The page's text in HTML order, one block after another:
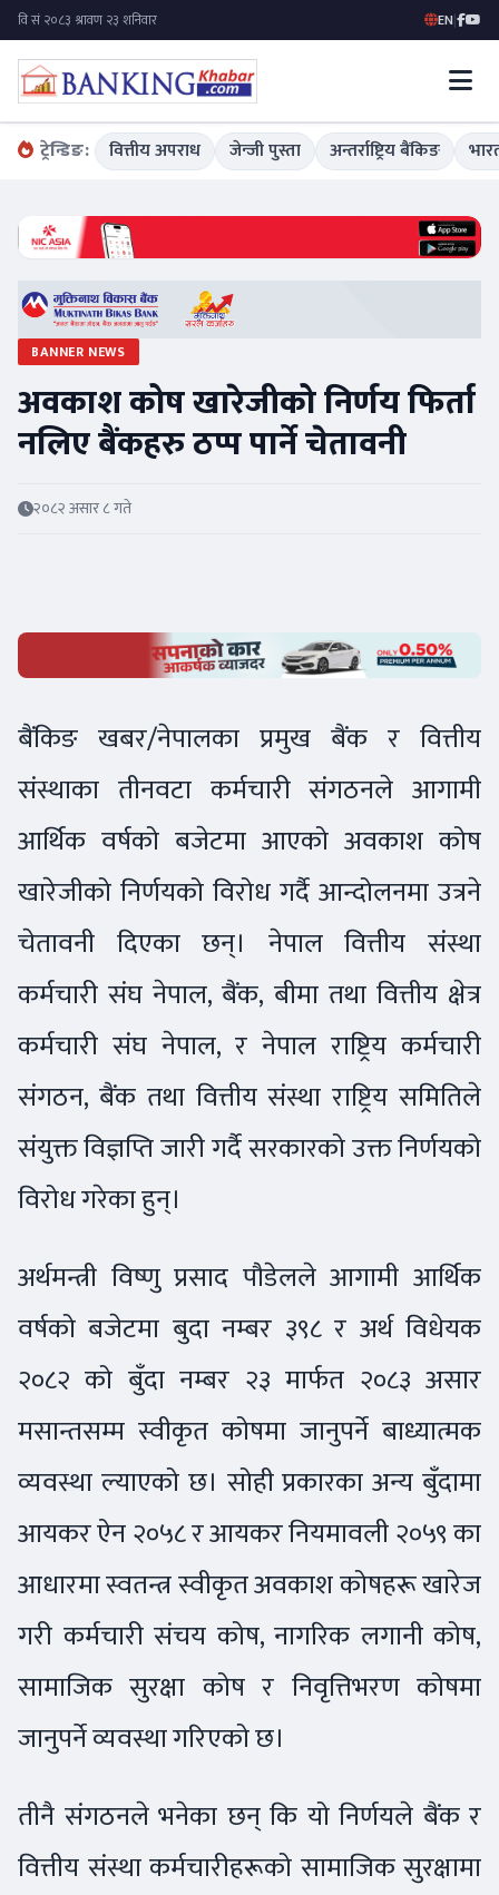
EN|
ट्रेन्डिङ: वित्तीय अपराध जेन्जी पुस्ता अन्तर्राष्ट्रिय बैंकिङ
BANNER NEWS
अवकाश कोष खारेजीको निर्णय फिर्ता
नलिए बैंकहरु ठप्प पार्ने चेतावनी
२०८२ असार ८ गते
बैंकिङ खबर/नेपालका प्रमुख बैंक र वित्तीय
संस्थाका तीनवटा कर्मचारी संगठनले आगामी
आर्थिक वर्षको बजेटमा आएको अवकाश कोष
खारेजीको निर्णयको विरोध गर्दै आन्दोलनमा उत्रने
चेतावनी दिएका छन्। नेपाल वित्तीय संस्था
कर्मचारी संघ नेपाल, बैंक, बीमा तथा वित्तीय क्षेत्र
कर्मचारी संघ नेपाल, र नेपाल राष्ट्रिय कर्मचारी
संगठन, बैंक तथा वित्तीय संस्था राष्ट्रिय समितिले
संयुक्त विज्ञप्ति जारी गर्दै सरकारको उक्त निर्णयको
विरोध गरेका हुन्।
अर्थमन्त्री विष्णु प्रसाद पौडेलले आगामी आर्थिक
वर्षको बजेटमा बुदा नम्बर ३९८ र अर्थ विधेयक
२०८२ को बुँदा नम्बर २३ मार्फत २०८३ असार
मसान्तसम्म स्वीकृत कोषमा जानुपर्ने बाध्यात्मक
व्यवस्था ल्याएको छ। सोही प्रकारका अन्य बुँदामा
आयकर ऐन २०५८ र आयकर नियमावली २०५९ का
आधारमा स्वतन्त्र स्वीकृत अवकाश कोषहरू खारेज
गरी कर्मचारी संचय कोष, नागरिक लगानी कोष,
सामाजिक सुरक्षा कोष र निवृत्तिभरण कोषमा
जानुपर्ने व्यवस्था गरिएको छ।
तीनै संगठनले भनेका छन् कि यो निर्णयले बैंक र
वित्तीय संस्था कर्मचारीहरूको सामाजिक सुरक्षामा